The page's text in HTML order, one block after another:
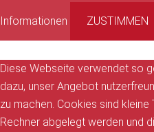
Informationen ZUSTIMMEN
Diese Webseite verwendet so
dazu, unser Angebot
zu machen. Cookies sind
Rechner abgelegt werden und